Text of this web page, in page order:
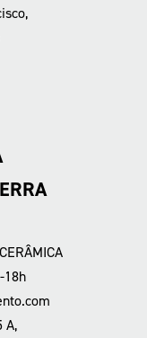
18h
A,